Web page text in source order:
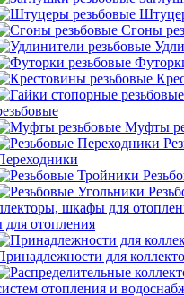
Сгоны
Муфты
отопления
для